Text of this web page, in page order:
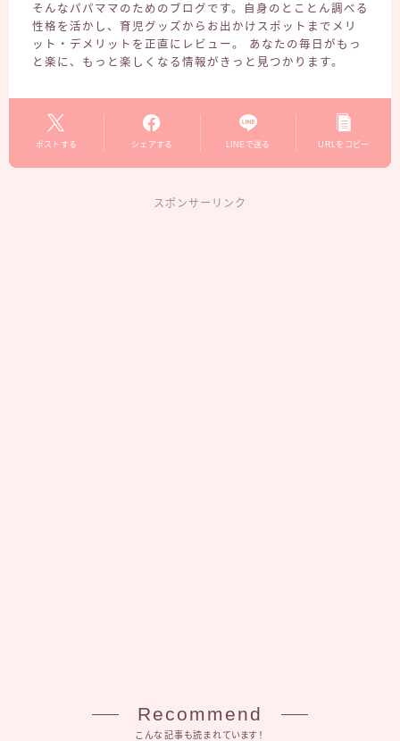
そんなパパママのためのブログです。自身のとことん調べる
性格を活かし、育児グッズからお出かけスポットまでメリ
ット・デメリットを正直にレビュー。 あなたの毎日がもっ
と楽に、もっと楽しくなる情報がきっと見つかります。
ポストする シェアする LINEで送る URLをコピー
スポンサーリンク
Recommend
こんな記事も読まれています！